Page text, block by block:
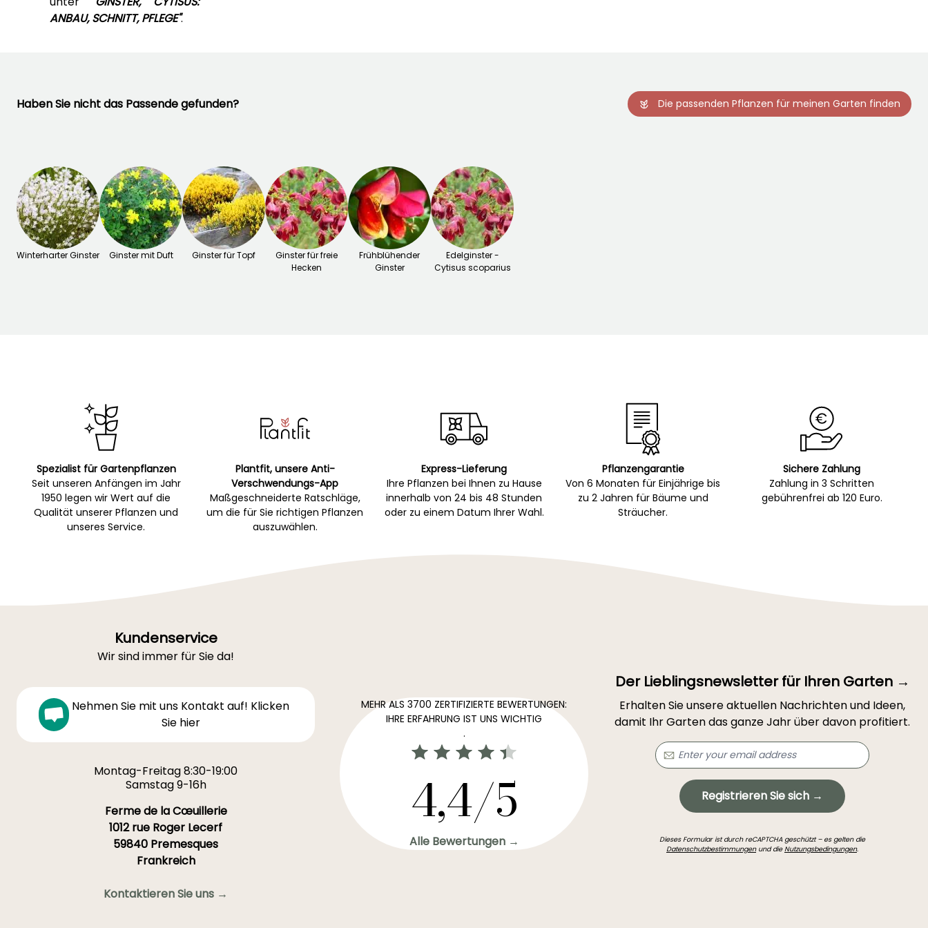
ANBAU, SCHNITT, PFLEGE".
Februar für April,
September für
November
Haben Sie nicht das Passende gefunden? Die passenden Pflanzen für meinen Garten finden
Winterharter Ginster Ginster mit Duft Ginster für Topf
Ginster für freie
Hecken
Frühblühender
Ginster
Edelginster -
Cytisus scoparius
Spezialist für Gartenpflanzen
Seit unseren Anfängen im Jahr
1950 legen wir Wert auf die
Qualität unserer Pflanzen und
unseres Service.
Plantfit, unsere Anti-
Verschwendungs-App
Maßgeschneiderte Ratschläge,
um die für Sie richtigen Pflanzen
auszuwählen.
Express-Lieferung
Ihre Pflanzen bei Ihnen zu Hause
innerhalb von 24 bis 48 Stunden
oder zu einem Datum Ihrer Wahl.
Pflanzengarantie
Von 6 Monaten für Einjährige bis
zu 2 Jahren für Bäume und
Sträucher.
Sichere Zahlung
Zahlung in 3 Schritten
gebührenfrei ab 120 Euro.
Kundenservice
Wir sind immer für Sie da!
Nehmen Sie mit uns Kontakt auf! Klicken
Sie hier
Montag-Freitag 8:30-19:00
Samstag 9-16h
Ferme de la Cœuillerie
1012 rue Roger Lecerf
59840 Premesques
Frankreich
Kontaktieren Sie uns →
MEHR ALS 3700 ZERTIFIZIERTE BEWERTUNGEN:
IHRE ERFAHRUNG IST UNS WICHTIG
.
4,4/5
Alle Bewertungen →
Der Lieblingsnewsletter für Ihren Garten →
Erhalten Sie unsere aktuellen Nachrichten und Ideen,
damit Ihr Garten das ganze Jahr über davon profitiert.
Registrieren Sie sich →
Dieses Formular ist durch reCAPTCHA geschützt – es gelten die
Datenschutzbestimmungenund dieNutzungsbedingungen.